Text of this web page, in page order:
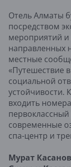
Отель Алматы
посредством
мероприятий
направленных
местные
«Путешествие
социальной
устойчивости.
входить
современные
спа-центр и
Мурат